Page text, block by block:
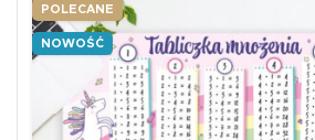
POLECANE
NOWOŚĆ